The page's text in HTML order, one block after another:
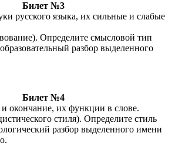
Билет №3
русского языка, их сильные и слабые
Определите смысловой тип
разбор выделенного
Билет №4
окончание, их функции в слове.
стиля). Определите стиль
разбор выделенного имени